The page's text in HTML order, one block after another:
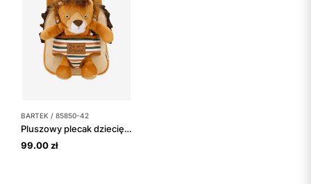
BARTEK / 85850-42
Pluszowy plecak dziecięcy 2w1 z maskotką lwa BARTEK 85850-42
99.00 zł